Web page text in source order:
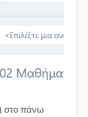
στο πάνω